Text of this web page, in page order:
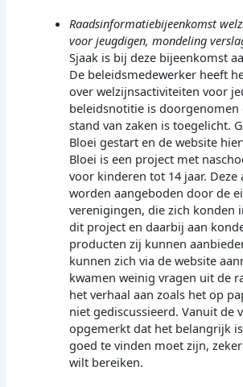
Raadsinformatiebijeenkomst
voor jeugdigen, mondeling
Sjaak is bij deze bijeenkomst
De beleidsmedewerker heeft
over welzijnsactiviteiten voor
beleidsnotitie is doorgenomen
stand van zaken is toegelicht.
Bloei gestart en de website
Bloei is een project met
voor kinderen tot 14 jaar. Deze
worden aangeboden door de
verenigingen, die zich konden
dit project en daarbij aan
producten zij kunnen
kunnen zich via de website
kwamen weinig vragen uit de
het verhaal aan zoals het op
niet gediscussieerd. Vanuit de
opgemerkt dat het belangrijk
goed te vinden moet zijn,
wilt bereiken.